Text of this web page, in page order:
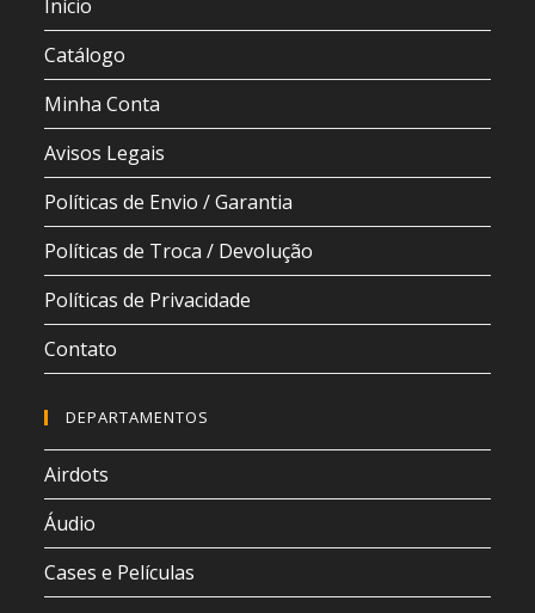
Início
Catálogo
Minha Conta
Avisos Legais
Políticas de Envio / Garantia
Políticas de Troca / Devolução
Políticas de Privacidade
Contato
DEPARTAMENTOS
Airdots
Áudio
Cases e Películas